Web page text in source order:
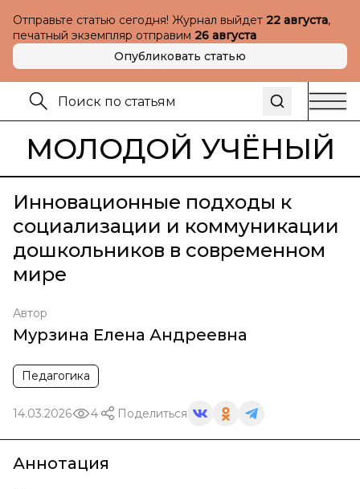
Отправьте статью сегодня! Журнал выйдет 22 августа,
печатный экземпляр отправим 26 августа
Опубликовать статью
МОЛОДОЙ УЧЁНЫЙ
Инновационные подходы к
социализации и коммуникации
дошкольников в современном
мире
Автор
Мурзина Елена Андреевна
Педагогика
14.03.2026 4 Поделиться
Аннотация